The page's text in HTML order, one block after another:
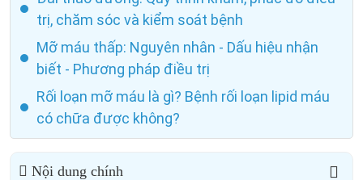
trị, chăm sóc và kiểm soát bệnh
Mỡ máu thấp: Nguyên nhân - Dấu hiệu nhận
biết - Phương pháp điều trị
Rối loạn mỡ máu là gì? Bệnh rối loạn lipid máu
có chữa được không?
Nội dung chính